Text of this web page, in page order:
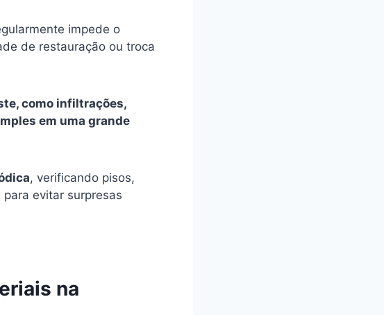
impede o
de restauração ou troca
como infiltrações,
em uma grande
, verificando pisos,
evitar surpresas
na